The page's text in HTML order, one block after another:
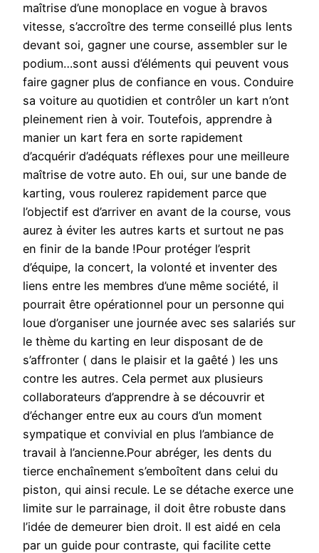
maîtrise d’une monoplace en vogue à bravos
vitesse, s’accroître des terme conseillé plus lents
devant soi, gagner une course, assembler sur le
podium…sont aussi d’éléments qui peuvent vous
faire gagner plus de confiance en vous. Conduire
sa voiture au quotidien et contrôler un kart n’ont
pleinement rien à voir. Toutefois, apprendre à
manier un kart fera en sorte rapidement
d’acquérir d’adéquats réflexes pour une meilleure
maîtrise de votre auto. Eh oui, sur une bande de
karting, vous roulerez rapidement parce que
l’objectif est d’arriver en avant de la course, vous
aurez à éviter les autres karts et surtout ne pas
en finir de la bande !Pour protéger l’esprit
d’équipe, la concert, la volonté et inventer des
liens entre les membres d’une même société, il
pourrait être opérationnel pour un personne qui
loue d’organiser une journée avec ses salariés sur
le thème du karting en leur disposant de de
s’affronter ( dans le plaisir et la gaêté ) les uns
contre les autres. Cela permet aux plusieurs
collaborateurs d’apprendre à se découvrir et
d’échanger entre eux au cours d’un moment
sympatique et convivial en plus l’ambiance de
travail à l’ancienne.Pour abréger, les dents du
tierce enchaînement s’emboîtent dans celui du
piston, qui ainsi recule. Le se détache exerce une
limite sur le parrainage, il doit être robuste dans
l’idée de demeurer bien droit. Il est aidé en cela
par un guide pour contraste, qui facilite cette